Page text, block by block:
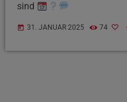
sind
today 31. JANUAR 2025 74